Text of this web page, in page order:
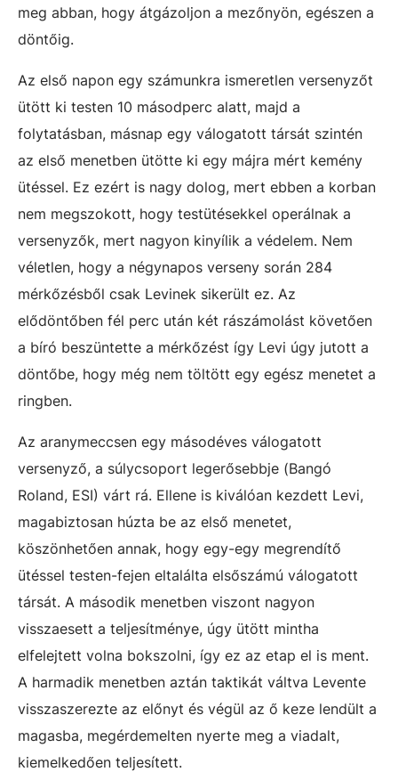
meg abban, hogy átgázoljon a mezőnyön, egészen a
döntőig.
Az első napon egy számunkra ismeretlen versenyzőt
ütött ki testen 10 másodperc alatt, majd a
folytatásban, másnap egy válogatott társát szintén
az első menetben ütötte ki egy májra mért kemény
ütéssel. Ez ezért is nagy dolog, mert ebben a korban
nem megszokott, hogy testütésekkel operálnak a
versenyzők, mert nagyon kinyílik a védelem. Nem
véletlen, hogy a négynapos verseny során 284
mérkőzésből csak Levinek sikerült ez. Az
elődöntőben fél perc után két rászámolást követően
a bíró beszüntette a mérkőzést így Levi úgy jutott a
döntőbe, hogy még nem töltött egy egész menetet a
ringben.
Az aranymeccsen egy másodéves válogatott
versenyző, a súlycsoport legerősebbje (Bangó
Roland, ESI) várt rá. Ellene is kiválóan kezdett Levi,
magabiztosan húzta be az első menetet,
köszönhetően annak, hogy egy-egy megrendítő
ütéssel testen-fejen eltalálta elsőszámú válogatott
társát. A második menetben viszont nagyon
visszaesett a teljesítménye, úgy ütött mintha
elfelejtett volna bokszolni, így ez az etap el is ment.
A harmadik menetben aztán taktikát váltva Levente
visszaszerezte az előnyt és végül az ő keze lendült a
magasba, megérdemelten nyerte meg a viadalt,
kiemelkedően teljesített.